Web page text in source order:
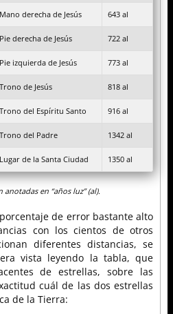
Mano derecha de Jesús 643 al
Pie derecha de Jesús 722 al
Pie izquierda de Jesús 773 al
Trono de Jesús 818 al
Trono del Espíritu Santo 916 al
Trono del Padre 1342 al
Lugar de la Santa Ciudad 1350 al
anotadas en “años luz” (al).
de error bastante alto
con los cientos de otros
diferentes distancias, se
vista leyendo la tabla, que
de estrellas, sobre las
cuál de las dos estrellas
de la Tierra: